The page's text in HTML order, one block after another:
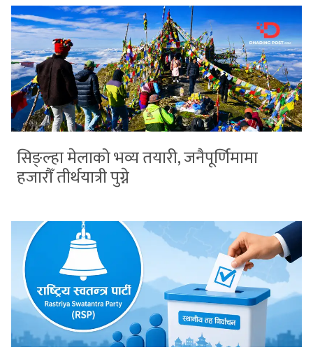
सिङ्ल्हा मेलाको भव्य तयारी, जनैपूर्णिमामा
हजारौँ तीर्थयात्री पुग्ने